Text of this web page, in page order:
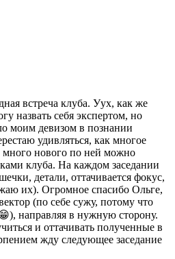
встреча клуба. Уух, как же
назвать себя экспертом, но
моим девизом в познании
удивляться, как многое
много нового по ней можно
клуба. На каждом заседании
детали, оттачивается фокус,
их). Огромное спасибо Ольге,
(по себе сужу, потому что
направляя в нужную сторону.
и оттачивать полученные в
жду следующее заседание